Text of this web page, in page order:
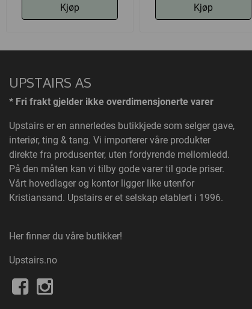
Kjøp Kjøp
UPSTAIRS AS
* Fri frakt gjelder ikke overdimensjonerte varer
Upstairs er en annerledes butikkjede som selger gave,
interiør, ting & tang. Vi importerer våre produkter
direkte fra produsenter, uten fordyrende mellomledd.
På den måten kan vi tilby gode varer til gode priser.
Vårt hovedlager og kontor ligger like utenfor
Kristiansand. Upstairs er et selskap etablert i 1996.
Her finner du våre butikker!
Upstairs.no